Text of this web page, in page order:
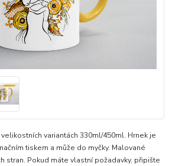
variantách 330ml/450ml. Hrnek je
tiskem a může do myčky. Malované
stran. Pokud máte vlastní požadavky, připište